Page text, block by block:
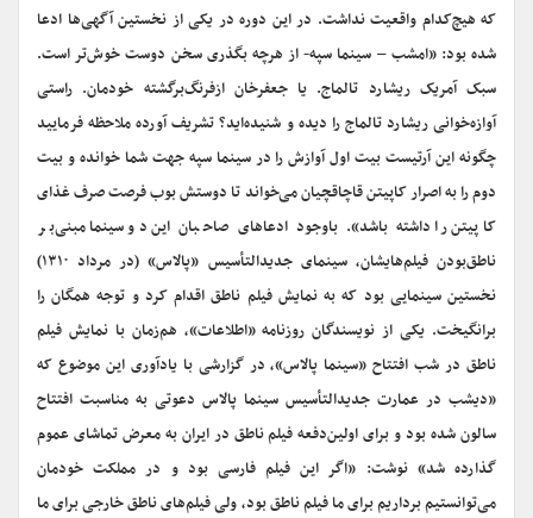
که هیچ‌کدام واقعیت‌ نداشت‌. در این دوره در یکی از نخستین‌ آگهی‌ها ادعا
شده بود: «امشب – سینما سپه- از هرچه بگذری سخن دوست خوش‌تر است.
سبک آمریک ریشارد تالماج. یا جعفرخان ازفرنگ‌برگشته خودمان. راستی
آوازه‌خوانی ریشارد تالماج را دیده و شنیده‌اید؟ تشریف آورده ملاحظه فرمایید
چگونه این آرتیست بیت اول آوازش را در سینما سپه جهت شما خوانده و بیت
دوم را به اصرار کاپیتن قاچاقچیان می‌خواند تا دوستش بوب فرصت صرف غذای
کاپیتن را داشته باشد». باوجود ادعاهای صاحبان این دو سینما مبنی‌بر
ناطق‌بودن فیلم‌هایشان، سینمای جدیدالتأسیس «پالاس» (در مرداد ۱۳۱۰)
نخستین سینمایی بود که به نمایش فیلم ناطق اقدام کرد و توجه همگان را
برانگیخت. یکی از نویسندگان روزنامه «اطلاعات»، هم‌زمان با نمایش فیلم
ناطق در شب افتتاح «سینما پالاس»، در گزارشی با یادآوری این موضوع که
«دیشب‌ در عمارت‌ جدیدالتأسیس سینما پالاس دعوتی به مناسبت‌ افتتاح‌
سالون‌ شده‌ بود و برای‌ اولین‌‌دفعه‌ فیلم‌ ناطق‌ در ایران به معرض‌ تماشای‌ عموم‌
گذارده‌ شد» نوشت: «اگر این فیلم‌ فارسی‌ بود و در مملکت‌ خودمان‌
می‌توانستیم برداریم‌ برای‌ ما فیلم‌ ناطق‌ بود، ولی‌ فیلم‌های‌ ناطق‌ خارجی‌ برای‌ ما